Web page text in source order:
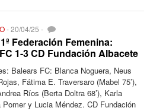
-20/04/25 -
Federación Femenina:
1-3 CD Fundación Albacete
Balears FC: Blanca Noguera, Neus
Fátima E. Traversaro (Mabel 75’),
Ríos (Berta Doltra 68’), Karla
Pomer y Lucia Méndez. CD Fundación